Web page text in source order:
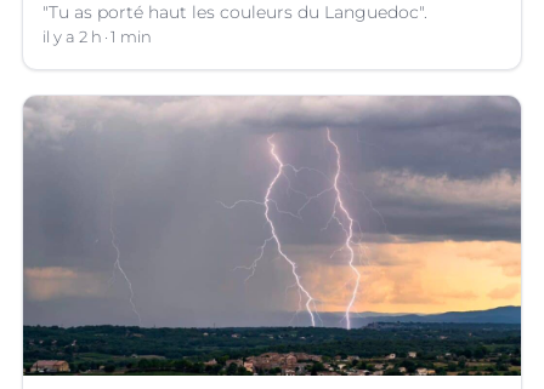
"Tu as porté haut les couleurs du Languedoc".
il y a 2 h 1 min